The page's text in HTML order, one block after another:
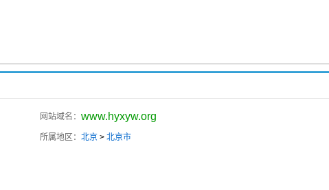
网站域名： www.hyxyw.org
所属地区： 北京 > 北京市